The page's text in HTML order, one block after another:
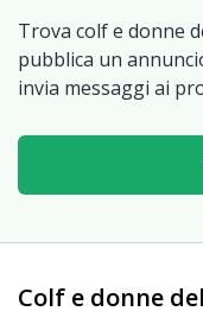
Trova colf e donne
pubblica un
invia messaggi ai
Colf e donne